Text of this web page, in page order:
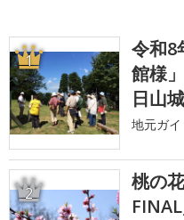
1
令和8
館様
日山
地元ガ
2
桃の